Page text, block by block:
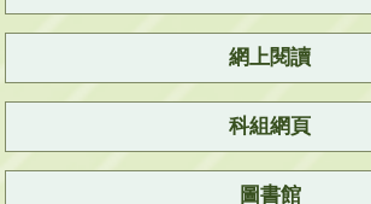
網上閱讀
科組網頁
圖書館